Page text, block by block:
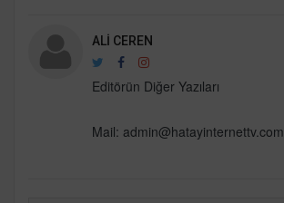
ALI CEREN
Editörün Diğer Yazıları
Mail: admin@hatayinternettv.com